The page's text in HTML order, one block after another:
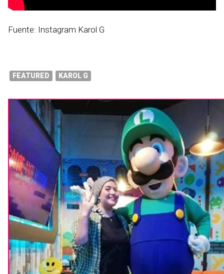
Fuente: Instagram Karol G
FEATURED KAROL G